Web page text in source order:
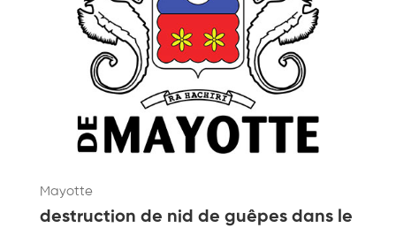
Mayotte
destruction de nid de guêpes dans le